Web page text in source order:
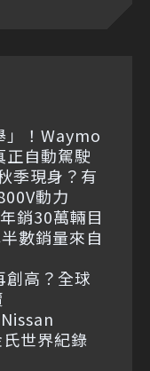
」！Waymo
正自動駕駛
季現身？有
動力
銷30萬輛目
數銷量來自
創高？全球
世界紀錄